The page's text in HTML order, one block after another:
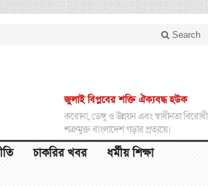
Search
জুলাই বিপ্লবের শক্তি ঐক্যবদ্ধ হউক
করোনা, ডেঙ্গু ও উন্নয়ন এবং স্বাধীনতা বিরোধী
শত্রুমুক্ত বাংলাদেশ গড়ার প্রত্যয়ে।
চাকরির খবর
ধর্মীয় শিক্ষা